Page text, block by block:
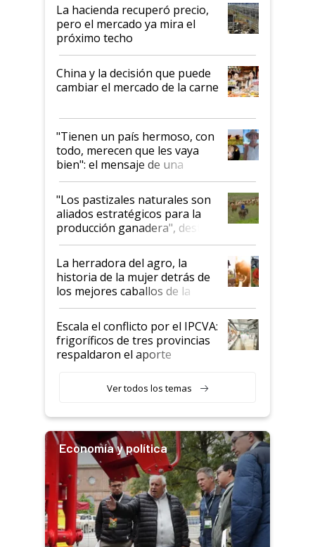
La hacienda recuperó precio,
pero el mercado ya mira el
próximo techo
China y la decisión que puede
cambiar el mercado de la carne
"Tienen un país hermoso, con
todo, merecen que les vaya
bien": el mensaje de una
ganadera uruguaya sobre las
oportunidades que se abren
para el agro en Argentina, con
foco en la carne
"Los pastizales naturales son
aliados estratégicos para la
producción ganadera", destaca
la iniciativa que ya reúne a 46
establecimientos en Argentina
La herradora del agro, la
historia de la mujer detrás de
los mejores caballos de la
Argentina y los mitos que
todavía hacen sufrir a estos
animales: "Mientras me
descalificaban, yo seguí
haciendo currículum"
Escala el conflicto por el IPCVA:
frigoríficos de tres provincias
respaldaron el aporte
Ver todos los temas
Economía y política